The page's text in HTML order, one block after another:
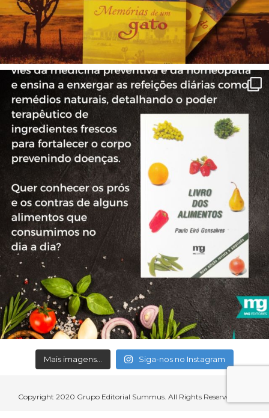
Mais imagens... Siga-nos no Instagram
Copyright 2020 Grupo Editorial Summus. All Rights Reserved.